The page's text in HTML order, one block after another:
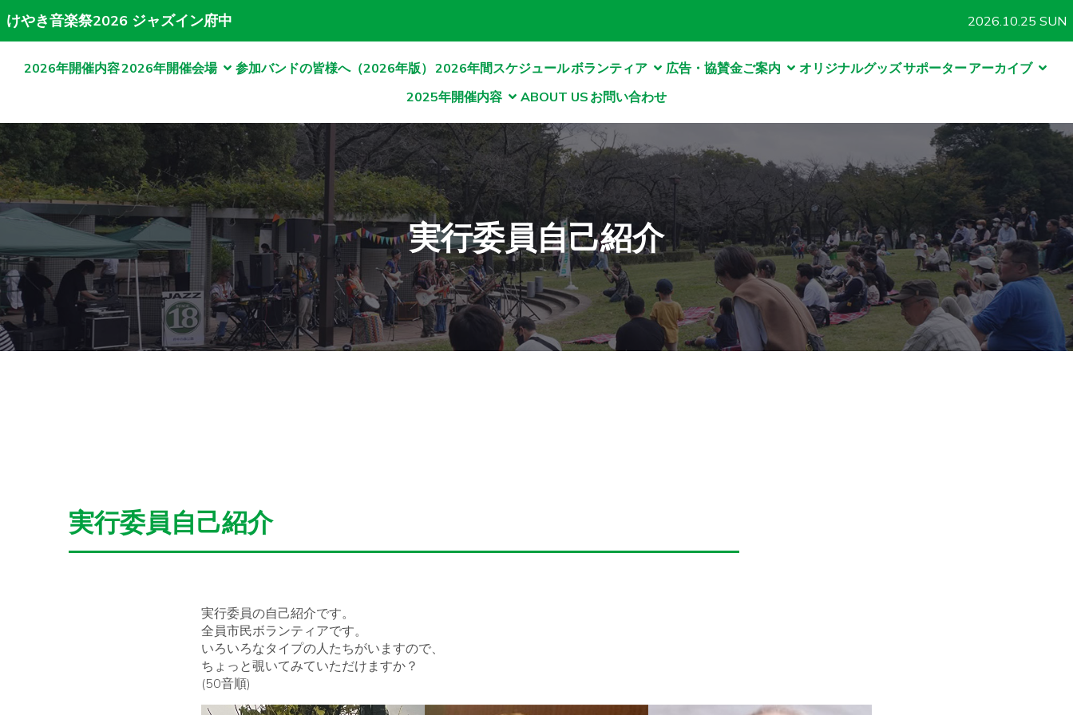
けやき音楽祭2026 ジャズイン府中 2026.10.25 SUN
2026年開催内容2026年開催会場 参加バンドの皆様へ（2026年版） 2026年間スケジュールボランティア 広告・協賛金ご案内 オリジナルグッズサポーターアーカイブ
2025年開催内容
ABOUT US お問い合わせ
実行委員自己紹介
実行委員自己紹介
実行委員の自己紹介です。
全員市民ボランティアです。
いろいろなタイプの人たちがいますので、
ちょっと覗いてみていただけますか？
(50音順)